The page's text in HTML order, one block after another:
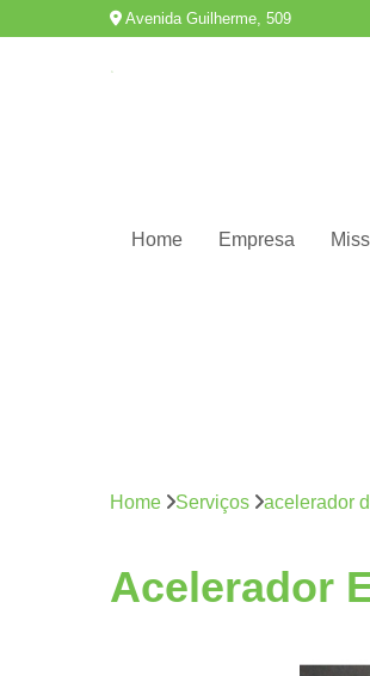
Avenida Guilherme, 509
Home Empresa
Home Serviços acelerador
Acelerador